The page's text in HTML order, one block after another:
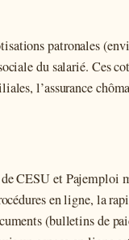
patronales
du salarié. Ces
l’assurance
CESU et Pajemploi
en ligne, la
(bulletins de